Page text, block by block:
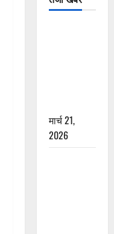
मार्च 21,
2026